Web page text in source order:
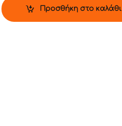
Προσθήκη στο καλάθι